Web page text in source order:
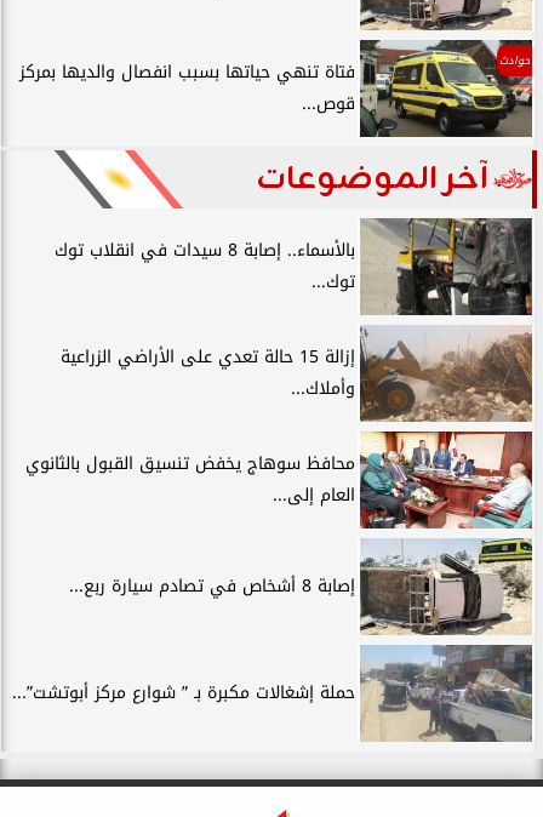
حوادث
فتاة تنهي حياتها بسبب انفصال والديها بمركز
قوص...
آخر الموضوعات
بالأسماء.. إصابة 8 سيدات في انقلاب توك
توك...
إزالة 15 حالة تعدي على الأراضي الزراعية
وأملاك...
محافظ سوهاج يخفض تنسيق القبول بالثانوي
العام إلى...
إصابة 8 أشخاص في تصادم سيارة ربع...
حملة إشغالات مكبرة بـ ” شوارع مركز أبوتشت”...